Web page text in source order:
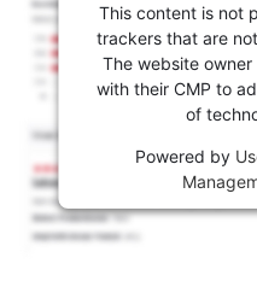
This content is not
trackers that are
The website
with their CMP to
of
Powered by